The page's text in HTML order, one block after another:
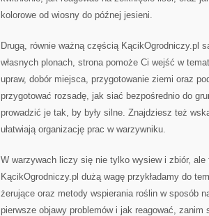
kolorowe od wiosny do późnej jesieni.
Drugą, równie ważną częścią KącikOgrodniczy.pl
własnych plonach, strona pomoże Ci wejść w
upraw, dobór miejsca, przygotowanie ziemi oraz
przygotować rozsadę, jak siać bezpośrednio do
prowadzić je tak, by były silne. Znajdziesz też
ułatwiają organizację prac w warzywniku.
W warzywach liczy się nie tylko wysiew i zbiór,
KącikOgrodniczy.pl dużą wagę przykładamy do
żerujące oraz metody wspierania roślin w sposób
pierwsze objawy problemów i jak reagować,